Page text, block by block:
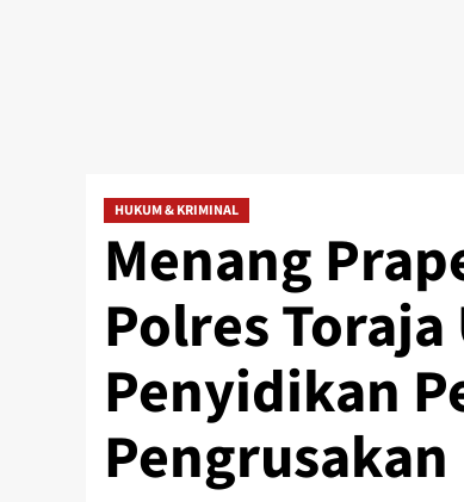
HUKUM & KRIMINAL
Menang
Polres
Penyidikan
Pengrusakan